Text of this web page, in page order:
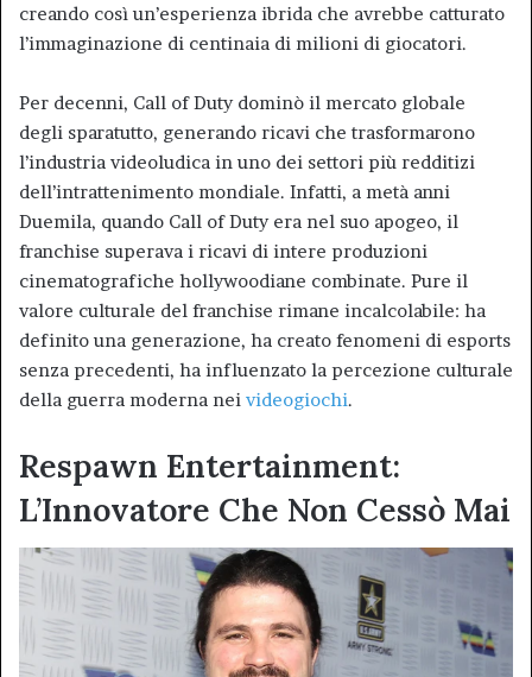
creando così un’esperienza ibrida che avrebbe catturato
l’immaginazione di centinaia di milioni di giocatori.
Per decenni, Call of Duty dominò il mercato globale
degli sparatutto, generando ricavi che trasformarono
l’industria videoludica in uno dei settori più redditizi
dell’intrattenimento mondiale. Infatti, a metà anni
Duemila, quando Call of Duty era nel suo apogeo, il
franchise superava i ricavi di intere produzioni
cinematografiche hollywoodiane combinate. Pure il
valore culturale del franchise rimane incalcolabile: ha
definito una generazione, ha creato fenomeni di esports
senza precedenti, ha influenzato la percezione culturale
della guerra moderna nei videogiochi.
Respawn Entertainment:
L’Innovatore Che Non Cessò Mai